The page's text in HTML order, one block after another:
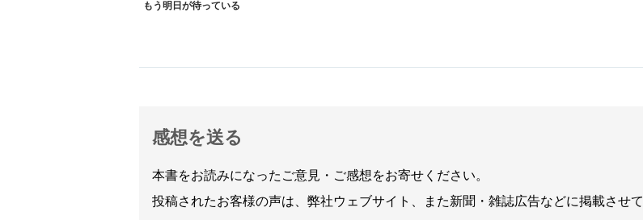
もう明日が待っている
感想を送る
本書をお読みになったご意見・ご感想をお寄せください。
投稿されたお客様の声は、弊社ウェブサイト、また新聞・雑誌広告などに掲載させて